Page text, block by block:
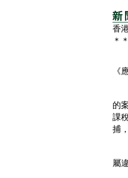
香
＊
香
《
海
的
課
捕
根
屬